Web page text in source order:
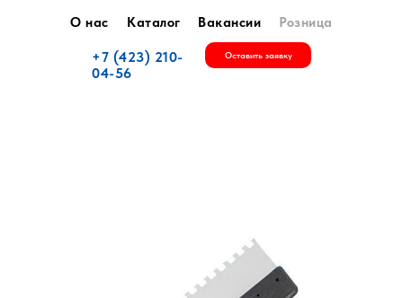
+7 (423) 210-
04-56
Оставить заявку
О нас Каталог Вакансии Розница